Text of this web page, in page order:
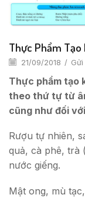
Thực Phẩm Tạo
21/09/2018 /
Thực phẩm tạo
theo thứ tự từ
cũng như đối
Rượu tự nhiên,
quả, cà phê, trà
nước giếng.
Mật ong, mù